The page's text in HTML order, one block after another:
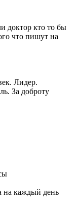
доктор кто то бы
что пишут на
Лидер.
За доброту
на каждый день